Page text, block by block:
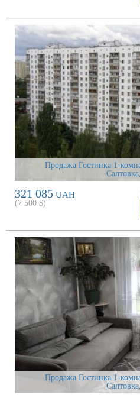
Продажа Гостинка 1-
Салтовка
321 085 UAH
(7 500 $)
Продажа Гостинка 1-
Салтовка